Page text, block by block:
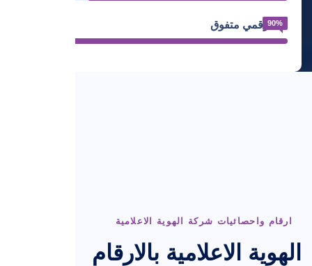
أداء رقمي متفوق
90%
ارقام واحصائيات شركة الهوية الاعلامية
الهوية الاعلامية بالارقام